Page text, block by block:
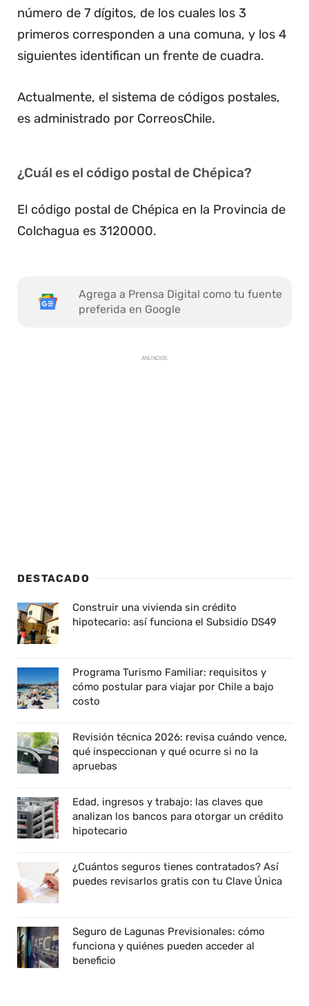
número de 7 dígitos, de los cuales los 3
primeros corresponden a una comuna, y los 4
siguientes identifican un frente de cuadra.
Actualmente, el sistema de códigos postales,
es administrado por CorreosChile.
¿Cuál es el código postal de Chépica?
El código postal de Chépica en la Provincia de
Colchagua es 3120000.
Agrega a Prensa Digital como tu fuente
preferida en Google
ANUNCIOS
DESTACADO
Construir una vivienda sin crédito
hipotecario: así funciona el Subsidio DS49
Programa Turismo Familiar: requisitos y
cómo postular para viajar por Chile a bajo
costo
Revisión técnica 2026: revisa cuándo vence,
qué inspeccionan y qué ocurre si no la
apruebas
Edad, ingresos y trabajo: las claves que
analizan los bancos para otorgar un crédito
hipotecario
¿Cuántos seguros tienes contratados? Así
puedes revisarlos gratis con tu Clave Única
Seguro de Lagunas Previsionales: cómo
funciona y quiénes pueden acceder al
beneficio